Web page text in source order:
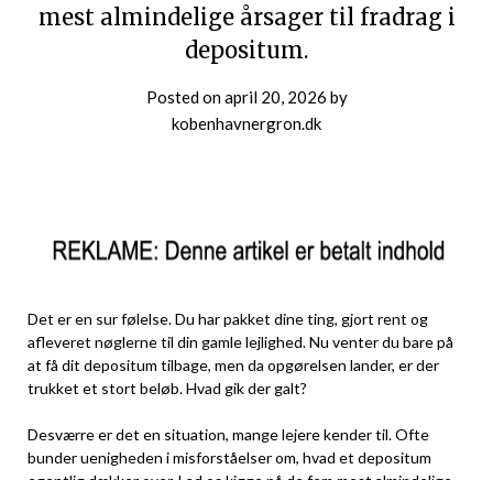
mest almindelige årsager til fradrag i
depositum.
Posted onapril 20, 2026 by
kobenhavnergron.dk
Det er en sur følelse. Du har pakket dine ting, gjort rent og
afleveret nøglerne til din gamle lejlighed. Nu venter du bare på
at få dit depositum tilbage, men da opgørelsen lander, er der
trukket et stort beløb. Hvad gik der galt?
Desværre er det en situation, mange lejere kender til. Ofte
bunder uenigheden i misforståelser om, hvad et depositum